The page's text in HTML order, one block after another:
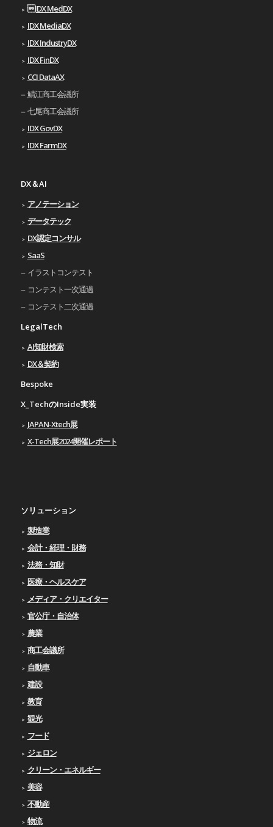
IDX MedDX
IDX MediaDX
IDX IndustryDX
IDX FinDX
CCI DataAX
鯖江商工会議所
七尾商工会議所
IDX GovDX
IDX FarmDX
DX＆AI
アノテーション
データテック
DX認定コンサル
SaaS
イラストコンテスト
コンテスト一次通過
コンテスト二次通過
LegalTech
AI知財検索
DX＆契約
Bespoke
X_TechのInside実装
JAPAN-Xtech展
X-Tech展2024開催レポート
ソリューション
製造業
会計・経理・財務
法務・知財
医療・ヘルスケア
メディア・クリエイター
官公庁・自治体
農業
商工会議所
自動車
建設
教育
観光
フード
ジェロン
クリーン・エネルギー
美容
不動産
物流